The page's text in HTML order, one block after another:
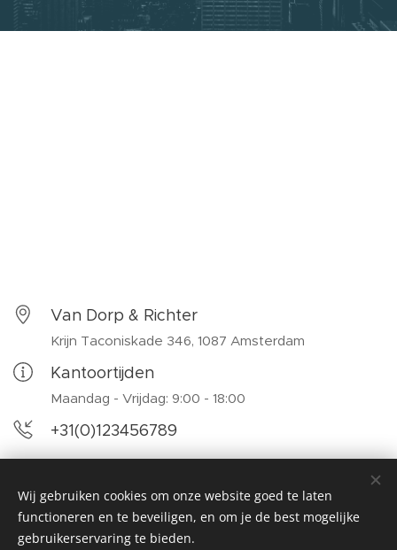
Van Dorp & Richter
Krijn Taconiskade 346, 1087 Amsterdam
Kantoortijden
Maandag - Vrijdag: 9:00 - 18:00
+31(0)123456789
Operations Research & Scheduling, Tweekerkenstraat 2, 9000
Wij gebruiken cookies om onze website goed te laten
functioneren en te beveiligen, en om je de best mogelijke
gebruikerservaring te bieden.